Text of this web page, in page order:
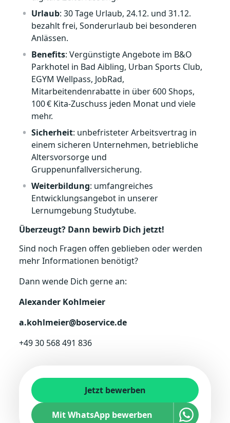
Urlaub: 30 Tage Urlaub, 24.12. und 31.12.
bezahlt frei, Sonderurlaub bei besonderen
Anlässen.
Benefits: Vergünstigte Angebote im B&O
Parkhotel in Bad Aibling, Urban Sports Club,
EGYM Wellpass, JobRad,
Mitarbeitendenrabatte in über 600 Shops,
100 € Kita‑Zuschuss jeden Monat und viele
mehr.
Sicherheit: unbefristeter Arbeitsvertrag in
einem sicheren Unternehmen, betriebliche
Altersvorsorge und
Gruppenunfallversicherung.
Weiterbildung: umfangreiches
Entwicklungsangebot in unserer
Lernumgebung Studytube.
Überzeugt? Dann bewirb Dich jetzt!
Sind noch Fragen offen geblieben oder werden
mehr Informationen benötigt?
Dann wende Dich gerne an:
Alexander Kohlmeier
a.kohlmeier@boservice.de
+49 30 568 491 836
Jetzt bewerben
Mit WhatsApp bewerben